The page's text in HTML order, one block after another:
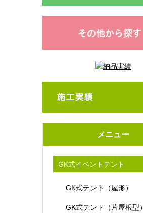
その他から探す
メニュー
GK式イベントテント
GK式テント（屋形）
GK式テント（片屋根型）